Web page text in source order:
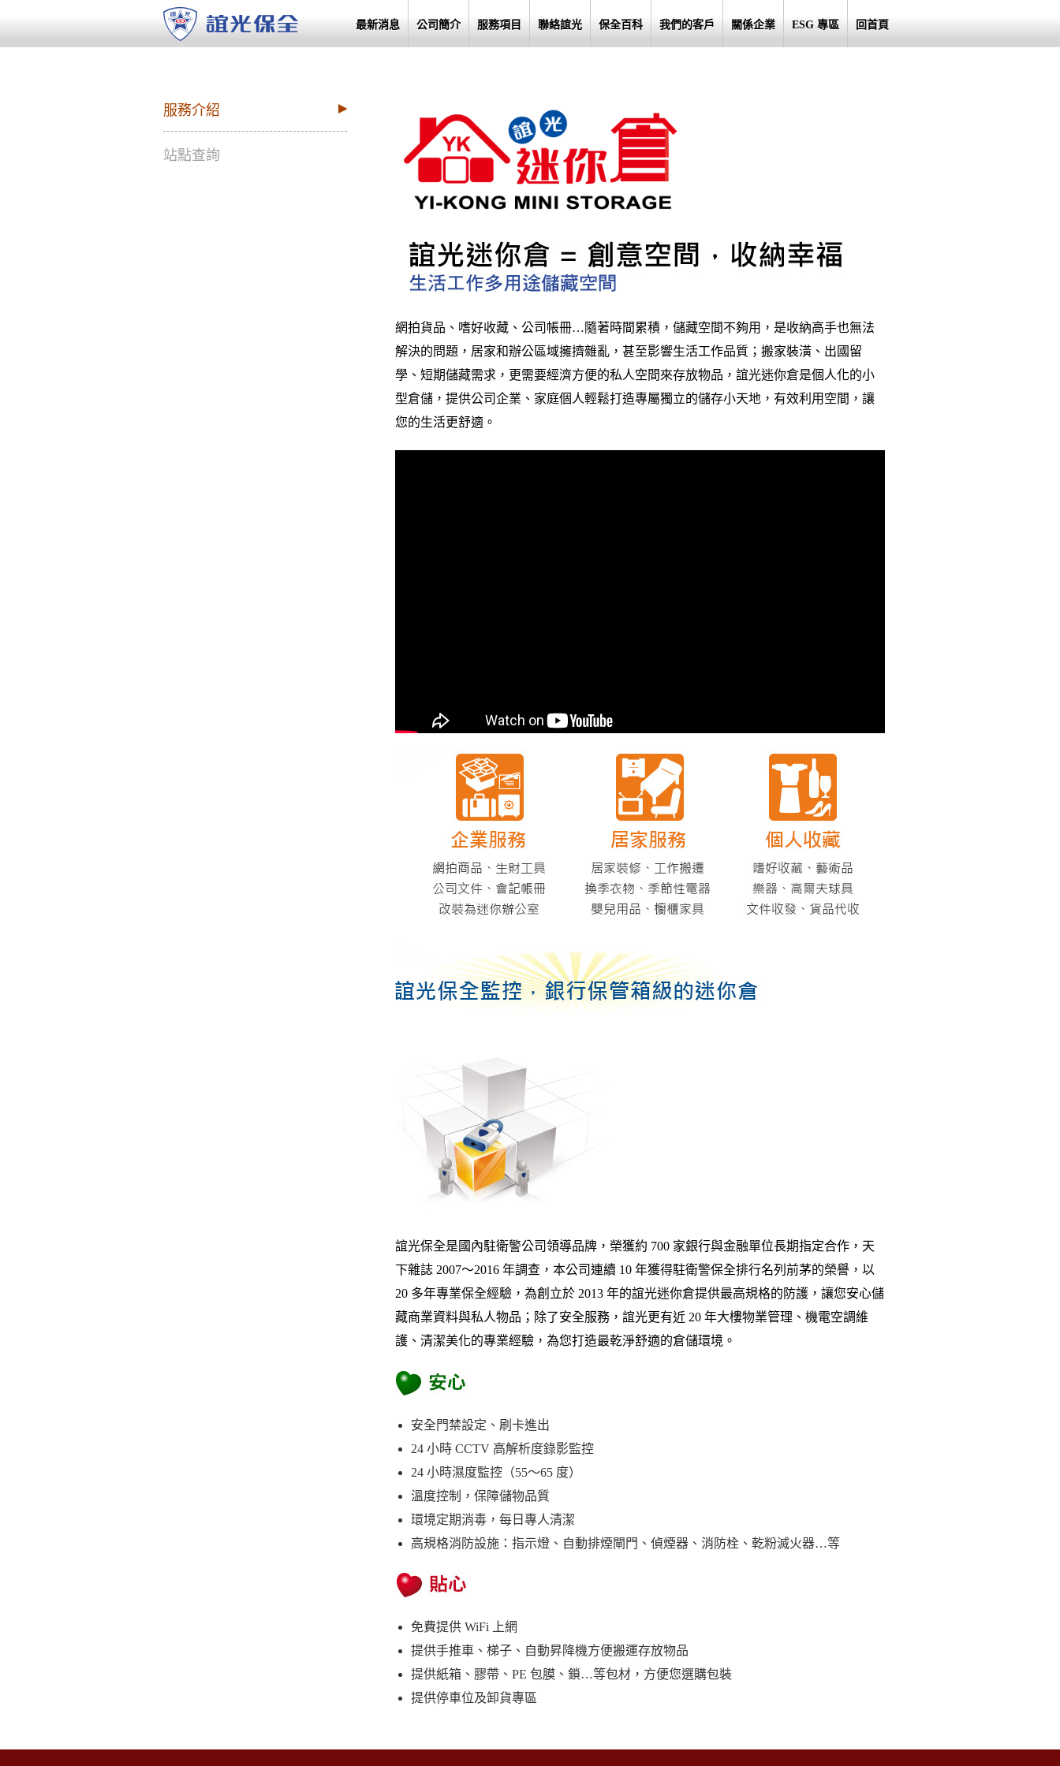
最新消息 公司簡介 服務項目 聯絡誼光 保全百科 我們的客戶 關係企業 ESG 專區 回首頁
服務介紹
站點查詢
網拍貨品、嗜好收藏、公司帳冊…隨著時間累積，儲藏空間不夠用，是收納高手也無法
解決的問題，居家和辦公區域擁擠雜亂，甚至影響生活工作品質；搬家裝潢、出國留
學、短期儲藏需求，更需要經濟方便的私人空間來存放物品，誼光迷你倉是個人化的小
型倉儲，提供公司企業、家庭個人輕鬆打造專屬獨立的儲存小天地，有效利用空間，讓
您的生活更舒適。
誼光保全是國內駐衛警公司領導品牌，榮獲約 700 家銀行與金融單位長期指定合作，天
下雜誌 2007～2016 年調查，本公司連續 10 年獲得駐衛警保全排行名列前茅的榮譽，以
20 多年專業保全經驗，為創立於 2013 年的誼光迷你倉提供最高規格的防護，讓您安心儲
藏商業資料與私人物品；除了安全服務，誼光更有近 20 年大樓物業管理、機電空調維
護、清潔美化的專業經驗，為您打造最乾淨舒適的倉儲環境。
安全門禁設定、刷卡進出
24 小時 CCTV 高解析度錄影監控
24 小時濕度監控（55～65 度）
溫度控制，保障儲物品質
環境定期消毒，每日專人清潔
高規格消防設施：指示燈、自動排煙閘門、偵煙器、消防栓、乾粉滅火器…等
免費提供 WiFi 上網
提供手推車、梯子、自動昇降機方便搬運存放物品
提供紙箱、膠帶、PE 包膜、鎖…等包材，方便您選購包裝
提供停車位及卸貨專區